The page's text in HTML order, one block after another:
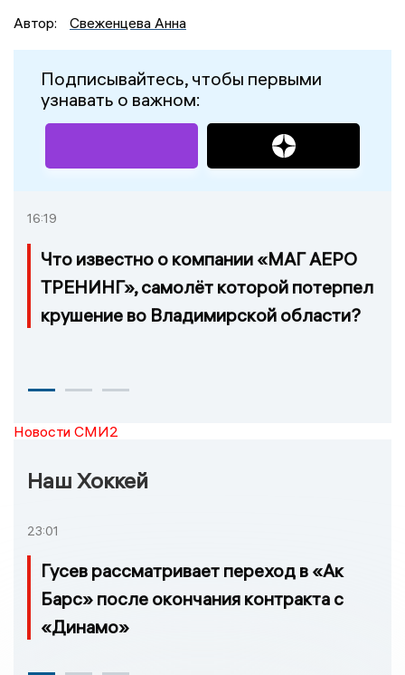
Автор:
Свеженцева Анна
Подписывайтесь, чтобы первыми
узнавать о важном:
16:19
Что известно о компании «МАГ АЕРО
ТРЕНИНГ», самолёт которой потерпел
крушение во Владимирской области?
Новости СМИ2
Наш Хоккей
23:01
Гусев рассматривает переход в «Ак
Барс» после окончания контракта с
«Динамо»